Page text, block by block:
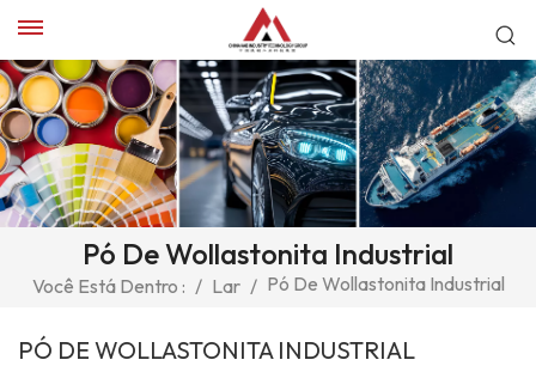
Pó De Wollastonita Industrial
Você Está Dentro : / Lar / Pó De Wollastonita Industrial
PÓ DE WOLLASTONITA INDUSTRIAL